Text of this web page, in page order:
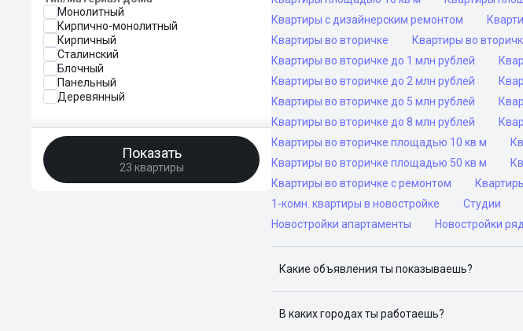
Монолитный
Кирпично-монолитный
Кирпичный
Сталинский
Блочный
Панельный
Деревянный
Показать
23 квартиры
Квартиры с дизайнерским ремонтом
Квартиры во вторичке
Квартиры во
Квартиры во вторичке до 1 млн рублей
Квартиры во вторичке до 2 млн рублей
Квартиры во вторичке до 5 млн рублей
Квартиры во вторичке до 8 млн рублей
Квартиры во вторичке площадью 10 кв м
Квартиры во вторичке площадью 50 кв м
Квартиры во вторичке с ремонтом
1-комн. квартиры в новостройке
Студии
Новостройки апартаменты
Новостройки
Какие объявления ты показываешь?
В каких городах ты работаешь?